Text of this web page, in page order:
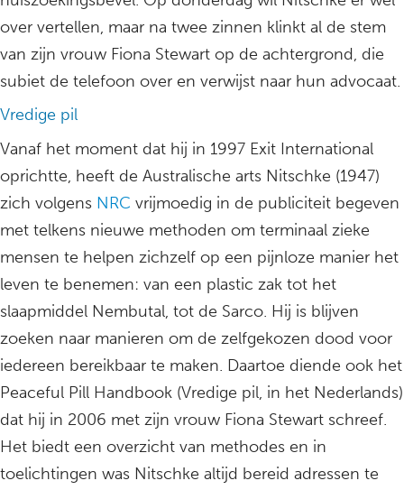
over vertellen, maar na twee zinnen klinkt al de stem
van zijn vrouw Fiona Stewart op de achtergrond, die
subiet de telefoon over en verwijst naar hun advocaat.
Vredige pil
Vanaf het moment dat hij in 1997 Exit International
oprichtte, heeft de Australische arts Nitschke (1947)
zich volgens NRC vrijmoedig in de publiciteit begeven
met telkens nieuwe methoden om terminaal zieke
mensen te helpen zichzelf op een pijnloze manier het
leven te benemen: van een plastic zak tot het
slaapmiddel Nembutal, tot de Sarco. Hij is blijven
zoeken naar manieren om de zelfgekozen dood voor
iedereen bereikbaar te maken. Daartoe diende ook het
Peaceful Pill Handbook (Vredige pil, in het Nederlands)
dat hij in 2006 met zijn vrouw Fiona Stewart schreef.
Het biedt een overzicht van methodes en in
toelichtingen was Nitschke altijd bereid adressen te